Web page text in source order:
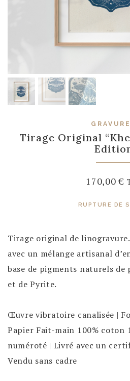
Tirage Original
170,00€
RUPTURE DE
Tirage original de
avec un mélange artisanal
base de pigments naturels de
et de Pyrite.
Œuvre vibratoire canalisée |
Papier Fait-main 100% coton
numéroté | Livré avec un
Vendu sans cadre